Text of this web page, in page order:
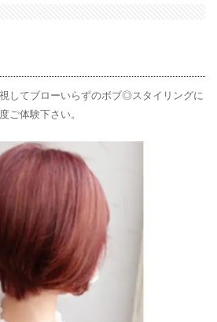
してブローいらずのボブ◎スタイリングに
ご体験下さい。